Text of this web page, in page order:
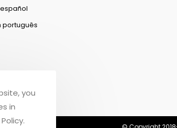
português
you
in